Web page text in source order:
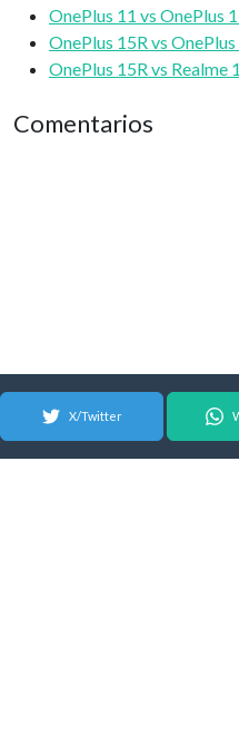
OnePlus 11 vs OnePlus
OnePlus 15R vs
OnePlus 15R vs Realme
Comentarios
X/Twitter